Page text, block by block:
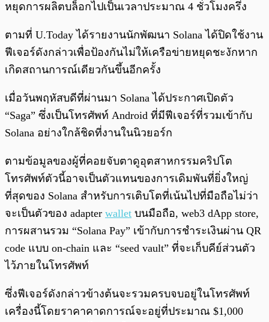
หยุดการผลิตบล็อกไปเป็นเวลาประมาณ 4 ชั่วโมงครึ่ง
ตามที่ U.Today ได้รายงานนักพัฒนา Solana ได้ปิดใช้งาน
ฟีเจอร์ดังกล่าวเพื่อป้องกันไม่ให้เครือข่ายหยุดชะงักหาก
เกิดสถานการณ์เดียวกันขึ้นอีกครั้ง
เมื่อวันพฤหัสบดีที่ผ่านมา Solana ได้ประกาศเปิดตัว
“Saga” ซึ่งเป็นโทรศัพท์ Android ที่มีฟีเจอร์ที่รวมเข้ากับ
Solana อย่างใกล้ชิดที่งานในนิวยอร์ก
ตามข้อมูลของผู้ที่คอยจับตาดูอุตสาหกรรมคริปโต
โทรศัพท์ตัวนี้อาจเป็นตัวแทนของการเดิมพันที่ยิ่งใหญ่
ที่สุดของ Solana สำหรับการเติบโตที่เน้นไปที่มือถือไม่ว่า
จะเป็นตัวของ adapter wallet บนมือถือ, web3 dApp store,
การผสานรวม “Solana Pay” เข้ากับการชำระเงินผ่าน QR
code แบบ on-chain และ “seed vault” ที่จะเก็บคีย์ส่วนตัว
ไว้ภายในโทรศัพท์
ซึ่งฟีเจอร์ดังกล่าวข้างต้นจะรวมครบจบอยู่ในโทรศัพท์
เครื่องนี้โดยราคาคาดการณ์จะอยู่ที่ประมาณ $1,000